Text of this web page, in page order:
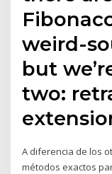
weird-
but
two:
A diferencia de los
métodos exactos